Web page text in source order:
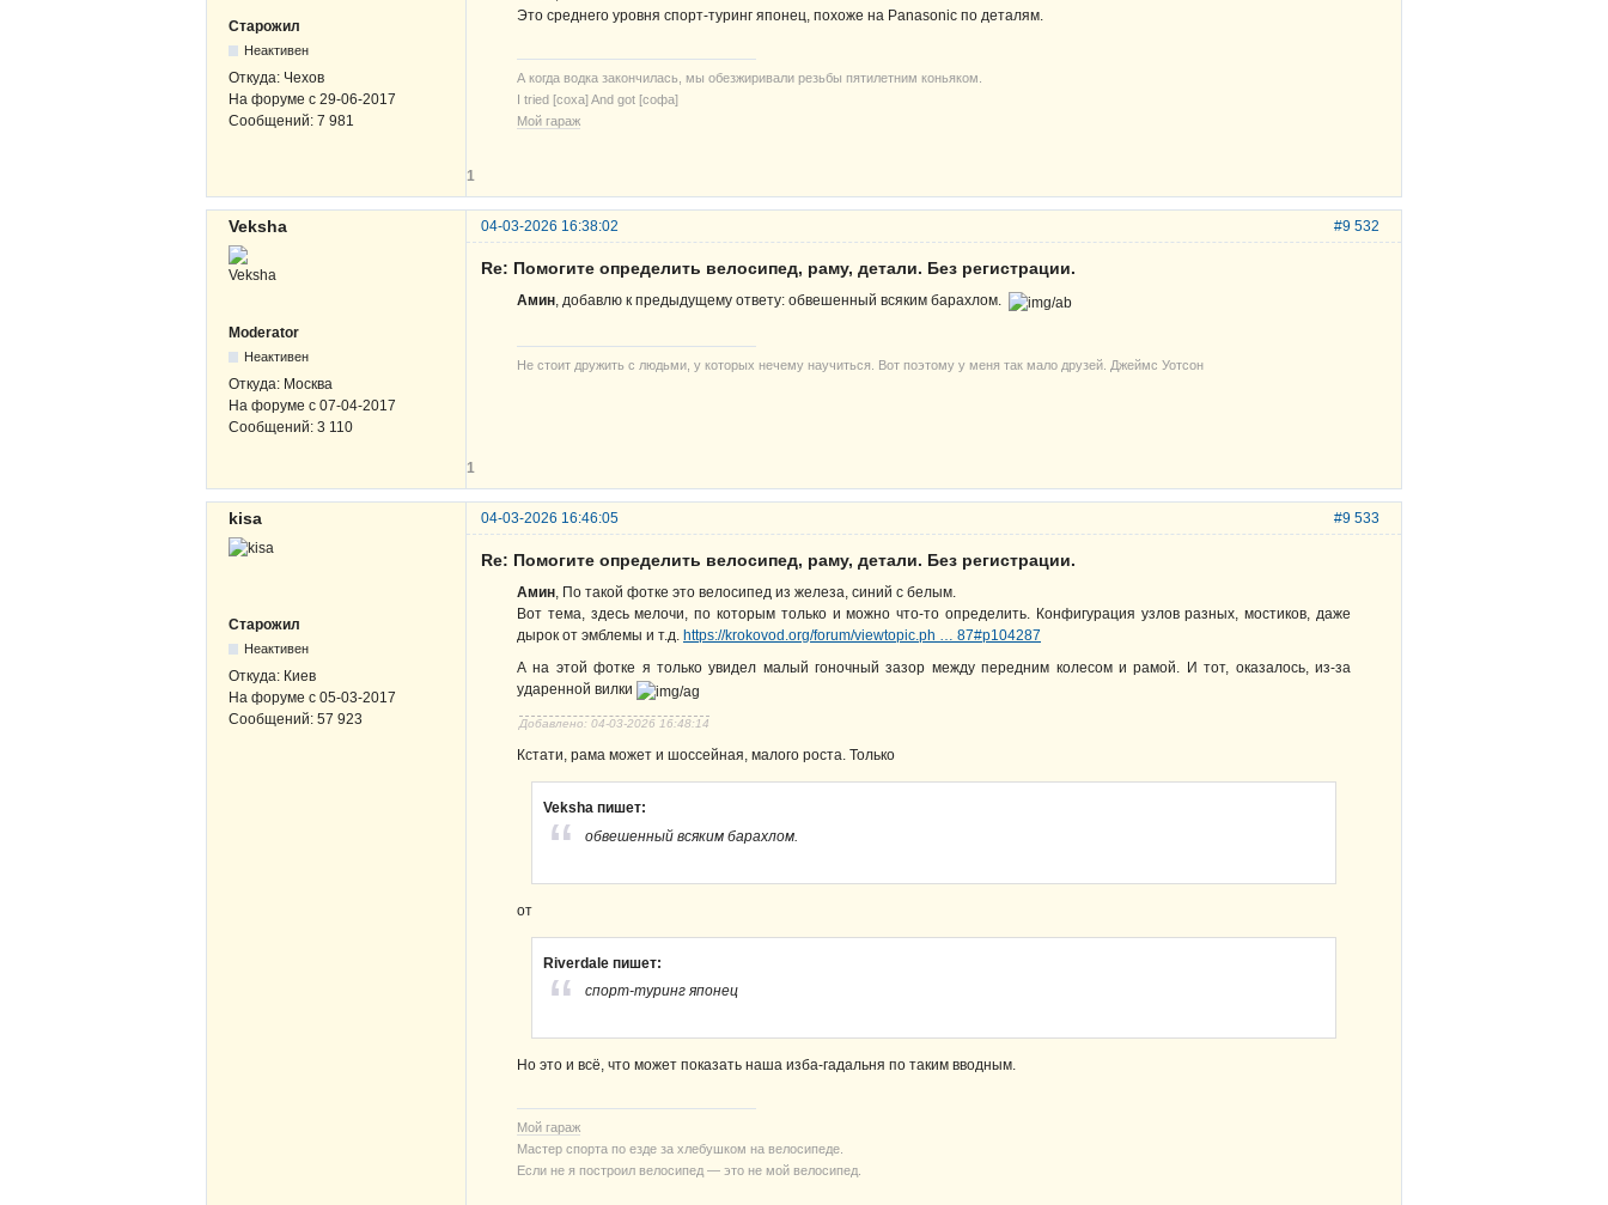
Старожил
Неактивен
Откуда: Чехов
На форуме с 29-06-2017
Сообщений: 7 981
Это среднего уровня спорт-туринг японец, похоже на Panasonic по деталям.
А когда водка закончилась, мы обезжиривали резьбы пятилетним коньяком.
I tried [соха] And got [софа]
Мой гараж
1
#9 532
Veksha 04-03-2026 16:38:02
Moderator
Неактивен
Откуда: Москва
На форуме с 07-04-2017
Сообщений: 3 110
Re: Помогите определить велосипед, раму, детали. Без регистрации.
Амин, добавлю к предыдущему ответу: обвешенный всяким барахлом.
Не стоит дружить с людьми, у которых нечему научиться. Вот поэтому у меня так мало друзей. Джеймс Уотсон
1
#9 533
kisa 04-03-2026 16:46:05
Старожил
Неактивен
Откуда: Киев
На форуме с 05-03-2017
Сообщений: 57 923
Re: Помогите определить велосипед, раму, детали. Без регистрации.
Амин, По такой фотке это велосипед из железа, синий с белым.
Вот тема, здесь мелочи, по которым только и можно что-то определить. Конфигурация узлов разных, мостиков, даже
дырок от эмблемы и т.д. https://krokovod.org/forum/viewtopic.ph … 87#p104287
А на этой фотке я только увидел малый гоночный зазор между передним колесом и рамой. И тот, оказалось, из-за
ударенной вилки
Добавлено: 04-03-2026 16:48:14
Кстати, рама может и шоссейная, малого роста. Только
Veksha пишет:
обвешенный всяким барахлом.
от
Riverdale пишет:
спорт-туринг японец
Но это и всё, что может показать наша изба-гадальня по таким вводным.
Мой гараж
Мастер спорта по езде за хлебушком на велосипеде.
Если не я построил велосипед — это не мой велосипед.